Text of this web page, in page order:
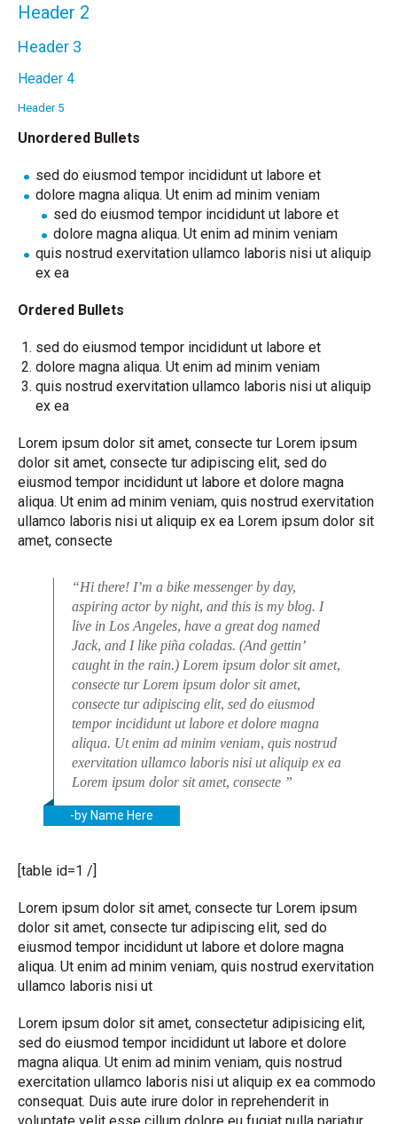
Header 2
Header 3
Header 4
Header 5
Unordered Bullets
sed do eiusmod tempor incididunt ut labore et
dolore magna aliqua. Ut enim ad minim veniam
sed do eiusmod tempor incididunt ut labore et
dolore magna aliqua. Ut enim ad minim veniam
quis nostrud exervitation ullamco laboris nisi ut aliquip
ex ea
Ordered Bullets
sed do eiusmod tempor incididunt ut labore et
dolore magna aliqua. Ut enim ad minim veniam
quis nostrud exervitation ullamco laboris nisi ut aliquip
ex ea
Lorem ipsum dolor sit amet, consecte tur Lorem ipsum
dolor sit amet, consecte tur adipiscing elit, sed do
eiusmod tempor incididunt ut labore et dolore magna
aliqua. Ut enim ad minim veniam, quis nostrud exervitation
ullamco laboris nisi ut aliquip ex ea Lorem ipsum dolor sit
amet, consecte
“Hi there! I’m a bike messenger by day,
aspiring actor by night, and this is my blog. I
live in Los Angeles, have a great dog named
Jack, and I like piña coladas. (And gettin’
caught in the rain.) Lorem ipsum dolor sit amet,
consecte tur Lorem ipsum dolor sit amet,
consecte tur adipiscing elit, sed do eiusmod
tempor incididunt ut labore et dolore magna
aliqua. Ut enim ad minim veniam, quis nostrud
exervitation ullamco laboris nisi ut aliquip ex ea
Lorem ipsum dolor sit amet, consecte ”
-by Name Here
[table id=1 /]
Lorem ipsum dolor sit amet, consecte tur Lorem ipsum
dolor sit amet, consecte tur adipiscing elit, sed do
eiusmod tempor incididunt ut labore et dolore magna
aliqua. Ut enim ad minim veniam, quis nostrud exervitation
ullamco laboris nisi ut
Lorem ipsum dolor sit amet, consectetur adipisicing elit,
sed do eiusmod tempor incididunt ut labore et dolore
magna aliqua. Ut enim ad minim veniam, quis nostrud
exercitation ullamco laboris nisi ut aliquip ex ea commodo
consequat. Duis aute irure dolor in reprehenderit in
voluptate velit esse cillum dolore eu fugiat nulla pariatur.